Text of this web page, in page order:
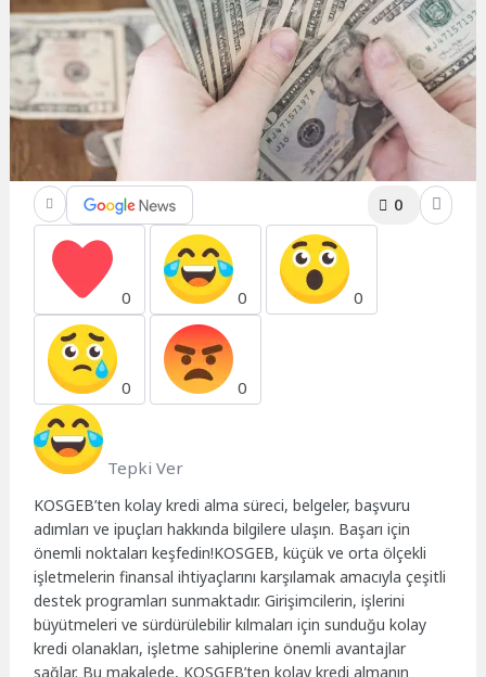
0
0 0 0
0 0
Tepki Ver
KOSGEB’ten kolay kredi alma süreci, belgeler, başvuru
adımları ve ipuçları hakkında bilgilere ulaşın. Başarı için
önemli noktaları keşfedin!KOSGEB, küçük ve orta ölçekli
işletmelerin finansal ihtiyaçlarını karşılamak amacıyla çeşitli
destek programları sunmaktadır. Girişimcilerin, işlerini
büyütmeleri ve sürdürülebilir kılmaları için sunduğu kolay
kredi olanakları, işletme sahiplerine önemli avantajlar
sağlar. Bu makalede, KOSGEB’ten kolay kredi almanın